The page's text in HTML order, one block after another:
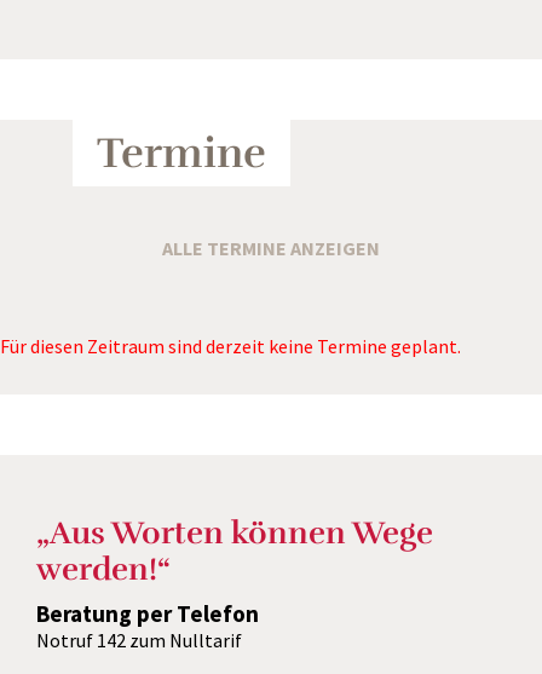
Termine
ALLE TERMINE ANZEIGEN
Für diesen Zeitraum sind derzeit keine Termine geplant.
„Aus Worten können Wege
werden!“
Beratung per Telefon
Notruf 142 zum Nulltarif